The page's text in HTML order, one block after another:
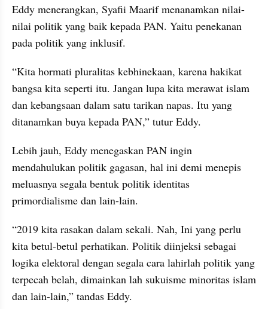
Eddy menerangkan, Syafii Maarif menanamkan nilai-
nilai politik yang baik kepada PAN. Yaitu penekanan
pada politik yang inklusif.
“Kita hormati pluralitas kebhinekaan, karena hakikat
bangsa kita seperti itu. Jangan lupa kita merawat islam
dan kebangsaan dalam satu tarikan napas. Itu yang
ditanamkan buya kepada PAN,” tutur Eddy.
Lebih jauh, Eddy menegaskan PAN ingin
mendahulukan politik gagasan, hal ini demi menepis
meluasnya segala bentuk politik identitas
primordialisme dan lain-lain.
“2019 kita rasakan dalam sekali. Nah, Ini yang perlu
kita betul-betul perhatikan. Politik diinjeksi sebagai
logika elektoral dengan segala cara lahirlah politik yang
terpecah belah, dimainkan lah sukuisme minoritas islam
dan lain-lain,” tandas Eddy.